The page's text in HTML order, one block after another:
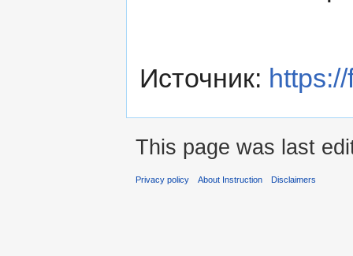
Источник:
This page was last
Privacy policy About Instruction Disclaimers